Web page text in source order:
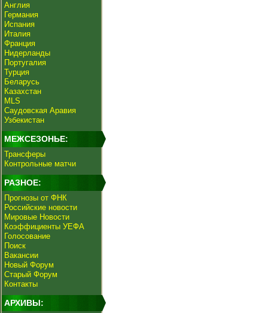
Англия
Германия
Испания
Италия
Франция
Нидерланды
Португалия
Турция
Беларусь
Казахстан
MLS
Саудовская Аравия
Узбекистан
МЕЖСЕЗОНЬЕ:
Трансферы
Контрольные матчи
РАЗНОЕ:
Прогнозы от ФНК
Российские новости
Мировые Новости
Коэффициенты УЕФА
Голосование
Поиск
Вакансии
Новый Форум
Старый Форум
Контакты
АРХИВЫ: